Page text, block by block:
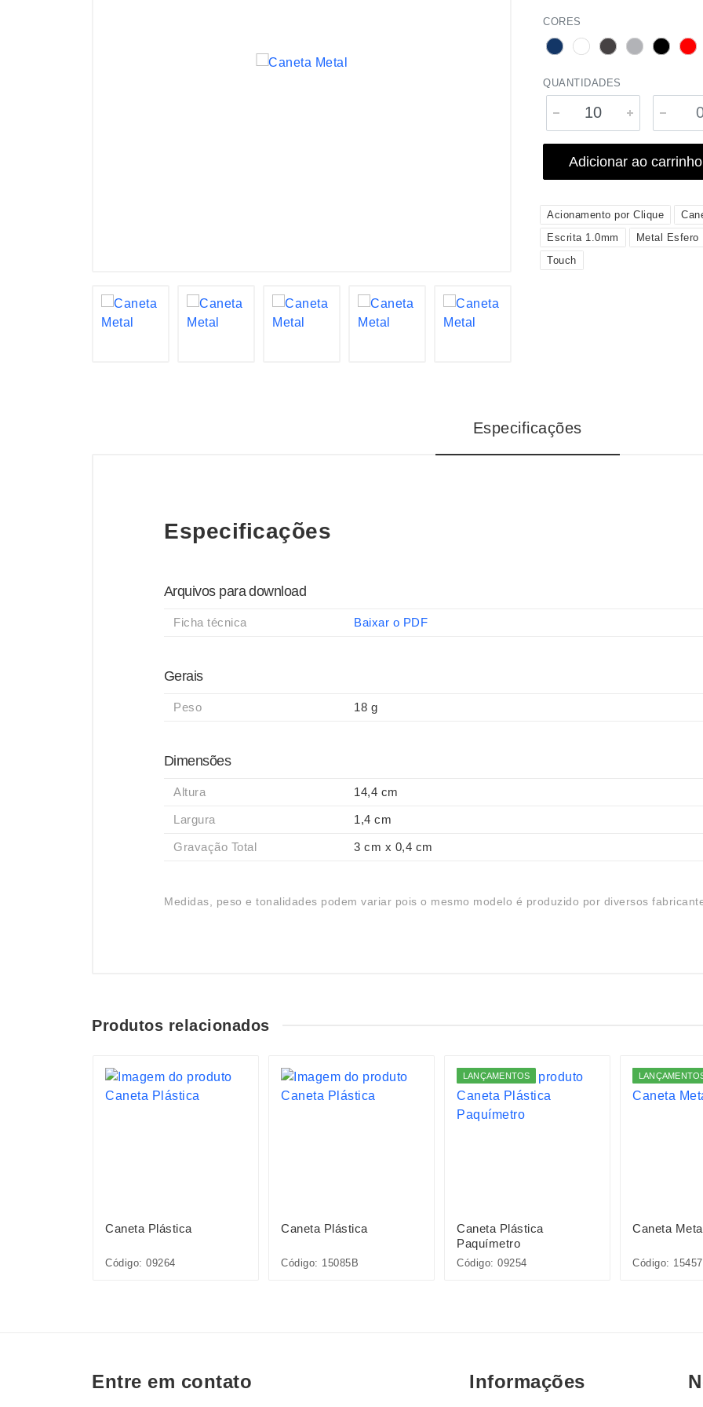
CORES
QUANTIDADES
Adicionar ao carrinho
Acionamento por Clique
Escrita 1.0mm
Metal Esfero
Touch
Especificações
Especificações
Arquivos para download
Ficha técnica Baixar o PDF
Gerais
Peso 18 g
Dimensões
Altura 14,4 cm
Largura 1,4 cm
Gravação Total 3 cm x 0,4 cm
Medidas, peso e tonalidades podem variar pois o mesmo modelo é produzido por diversos
Produtos relacionados
Caneta Plástica
Código: 09264
Caneta Plástica
Código: 15085B
LANÇAMENTOS
Caneta Plástica
Paquímetro
Código: 09254
Caneta
Código: 15457
Entre em contato Informações